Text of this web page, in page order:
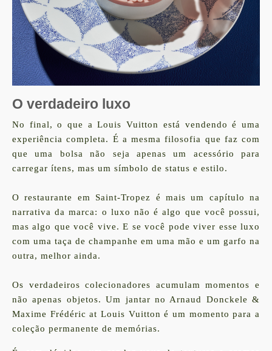
O verdadeiro luxo
No final, o que a Louis Vuitton está vendendo é uma
experiência completa. É a mesma filosofia que faz com
que uma bolsa não seja apenas um acessório para
carregar ítens, mas um símbolo de status e estilo.
O restaurante em Saint-Tropez é mais um capítulo na
narrativa da marca: o luxo não é algo que você possui,
mas algo que você vive. E se você pode viver esse luxo
com uma taça de champanhe em uma mão e um garfo na
outra, melhor ainda.
Os verdadeiros colecionadores acumulam momentos e
não apenas objetos. Um jantar no Arnaud Donckele &
Maxime Frédéric at Louis Vuitton é um momento para a
coleção permanente de memórias.